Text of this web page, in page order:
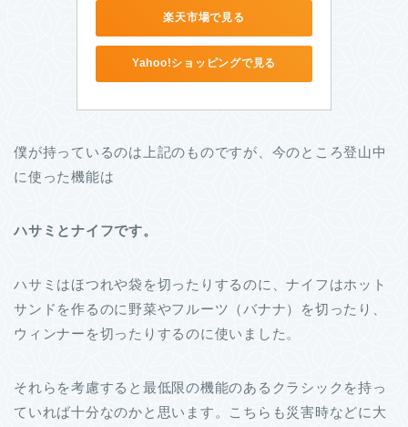
楽天市場で見る
Yahoo!ショッピングで見る
僕が持っているのは上記のものですが、今のところ登山中
に使った機能は
ハサミとナイフです。
ハサミはほつれや袋を切ったりするのに、ナイフはホット
サンドを作るのに野菜やフルーツ（バナナ）を切ったり、
ウィンナーを切ったりするのに使いました。
それらを考慮すると最低限の機能のあるクラシックを持っ
ていれば十分なのかと思います。こちらも災害時などに大